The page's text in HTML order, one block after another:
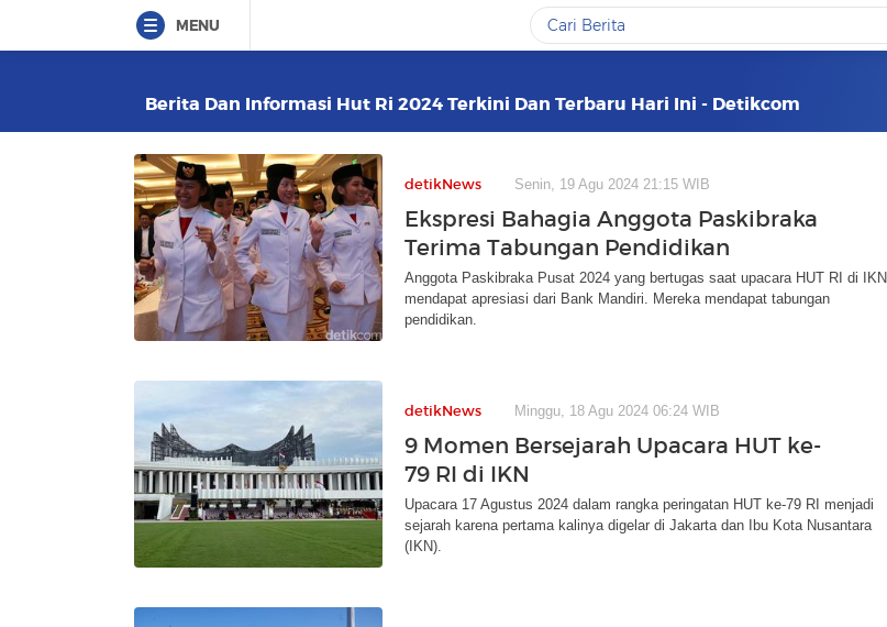
MENU
Berita Dan Informasi Hut Ri 2024 Terkini Dan Terbaru Hari Ini - Detikcom
detikNews Senin, 19 Agu 2024 21:15 WIB
Ekspresi Bahagia Anggota Paskibraka
Terima Tabungan Pendidikan
Anggota Paskibraka Pusat 2024 yang bertugas saat upacara HUT RI di IKN
mendapat apresiasi dari Bank Mandiri. Mereka mendapat tabungan
pendidikan.
detikNews Minggu, 18 Agu 2024 06:24 WIB
9 Momen Bersejarah Upacara HUT ke-
79 RI di IKN
Upacara 17 Agustus 2024 dalam rangka peringatan HUT ke-79 RI menjadi
sejarah karena pertama kalinya digelar di Jakarta dan Ibu Kota Nusantara
(IKN).